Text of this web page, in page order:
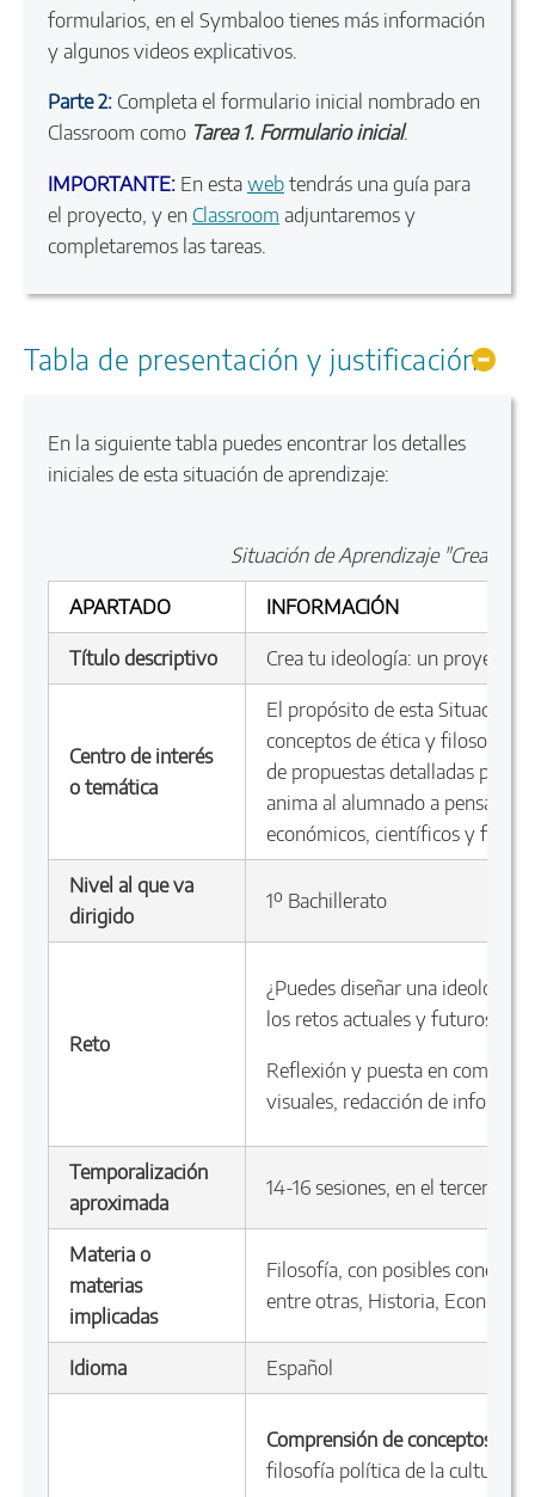
formularios, en el Symbaloo tienes más información
y algunos videos explicativos.
Parte 2: Completa el formulario inicial nombrado en
Classroom como Tarea 1. Formulario inicial.
IMPORTANTE: En estawebtendrás una guía para
el proyecto, y en Classroom adjuntaremos y
completaremos las tareas.
Tabla de presentación y justificación
En la siguiente tabla puedes encontrar los detalles
iniciales de esta situación de aprendizaje:
Situación de Aprendizaje "Crea tu
APARTADO INFORMACIÓN
Título descriptivo Crea tu ideología: un proyecto
Centro de interés
o temática
El propósito de esta Situación
conceptos de ética y filosofía
de propuestas detalladas para
anima al alumnado a pensar
económicos, científicos y
Nivel al que va
dirigido
1º Bachillerato
Reto
¿Puedes diseñar una ideología
los retos actuales y futuros?
Reflexión y puesta en común
visuales, redacción de
Temporalización
aproximada
14-16 sesiones, en el tercer
Materia o
materias
implicadas
Filosofía, con posibles
entre otras, Historia,
Idioma Español
Comprensión de conceptos
filosofía política de la cultura